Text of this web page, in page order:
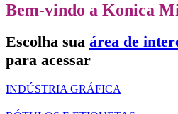
Bem-vindo a Konica
Escolha sua área de
para acessar
INDÚSTRIA GRÁFICA